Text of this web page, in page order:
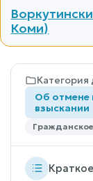
Коми)
Категория
Об отмене
взыскании
Гражданское